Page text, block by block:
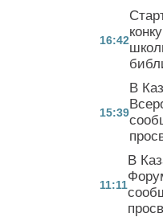
16:42
15:39
В
11:11
В